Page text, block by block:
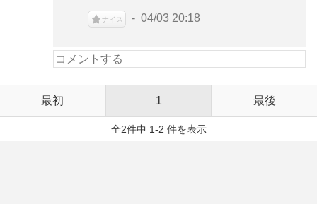
ナイス 04/03 20:18
最初 1 最後
全2件中 1-2 件を表示